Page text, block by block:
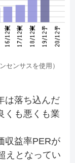
センサスを使用）
は落ち込んだ
くも悪くも業
収益率PERが
えとなってい